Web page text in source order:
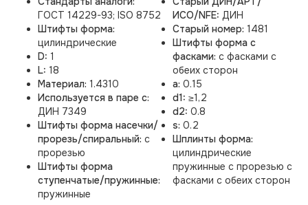
ГОСТ 14229-93; ISO 8752
Штифты форма:
цилиндрические
D: 1
L: 18
Материал: 1.4310
Используется в паре с:
ДИН 7349
Штифты форма насечки/
прорезь/спиральный: с
прорезью
Штифты форма
ступенчатые/пружинные:
пружинные
ИСО/NFE: ДИН
Старый номер: 1481
Штифты форма с
фасками: с фасками с
обеих сторон
a: 0.15
d1: ≥1,2
d2: 0.8
s: 0.2
Шплинты форма:
цилиндрические
пружинные с прорезью с
фасками с обеих сторон